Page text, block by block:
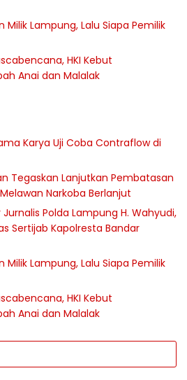
Milik Lampung, Lalu Siapa Pemilik
HKI Kebut
Anai dan Malalak
Karya Uji Coba Contraflow di
Tegaskan Lanjutkan Pembatasan
Narkoba Berlanjut
Polda Lampung H. Wahyudi,
Sertijab Kapolresta Bandar
Milik Lampung, Lalu Siapa Pemilik
HKI Kebut
Anai dan Malalak